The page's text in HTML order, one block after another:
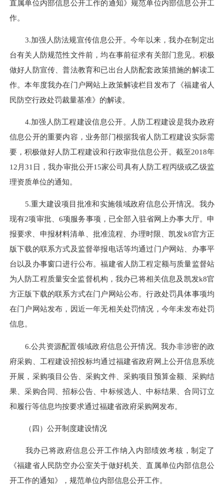
直属单位内部信息公开工作的通知》规范单位内部信息公开工
作。
3.加强人防法规宣传信息公开。今年以来，我办在制定出
台有关人防规范性文件前，均在事前征求有关部门意见。积极
做好人防宣传、普法教育和已出台人防配套政策措施的解读工
作。本年度我办在门户网站上政策解读栏目发布了《福建省人
民防空行政处罚裁量基准》的解读。
4.加强人防工程建设信息公开。人防工程建设是我办政府
信息公开的重要内容，业务部门根据我省人防工程建设实际需
要，积极做好人防工程建设和行政审批信息公开。截至2018年
12月31日，我办审批公开15家公司具有人防工程丙级或乙级监
理资质单位的通知。
5.重大建设项目批准和实施领域政府信息公开情况。我办
现有2项审批、6项服务事项，已全部入驻省网上办事大厅。申
报要求、申报材料清单、批准流程、办理时限、凯发k8官方正
版下载的联系方式及监督举报电话等均通过门户网站、办事平
台以及办事窗口进行公布。福建省人防工程定额与质量监督站
为人防工程质量安全监督机构，我办已将相关信息及凯发k8官
方正版下载的联系方式在门户网站公布。行政处罚具体事项均
在门户网站发布，因近一年无相关处罚情况，今年未发布处罚
信息。
6.公共资源配置领域政府信息公开情况。我办非涉密的政
府采购、工程建设招投标均通过福建省政府网上公开信息系统
开展，采购项目公告、采购文件、采购项目预算金额、采购结
果、采购合同、招标公告、中标候选人、中标结果、合同订立
和履行等信息均按要求通过福建省政府采购网发布。
（四）公开制度建设情况
我办已将政府信息公开工作纳入内部绩效考核，制定了
《福建省人民防空办公室关于做好机关、直属单位内部信息公
开工作的通知》，规范单位内部信息公开工作。